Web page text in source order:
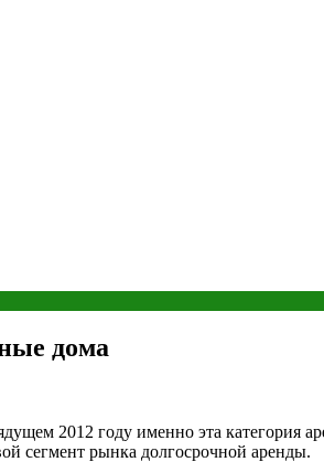
дома
2012 году именно эта категория
сегмент рынка долгосрочной аренды.